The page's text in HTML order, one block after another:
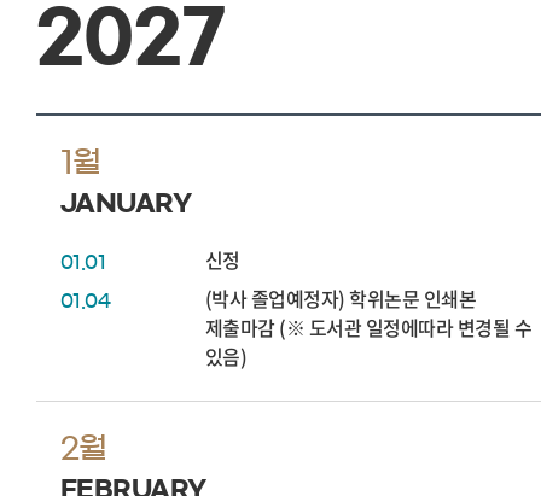
2027
1월
JANUARY
01.01 신정
01.04
(박사 졸업예정자) 학위논문 인쇄본
제출마감 (※ 도서관 일정에따라 변경될 수
있음)
2월
FEBRUARY